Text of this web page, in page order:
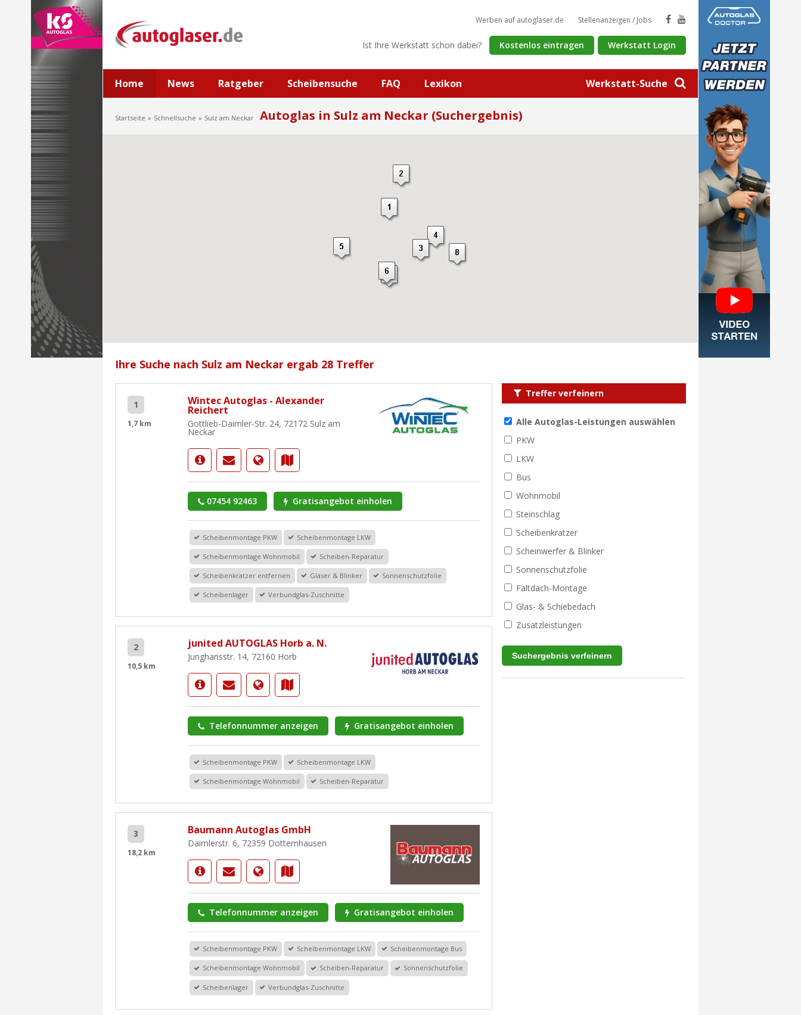
Werkstatt-Suche
Werben auf autoglaser.de Stellenanzeigen / Jobs
Ist Ihre Werkstatt schon dabei? Kostenlos eintragen Werkstatt Login
Home News Ratgeber Scheibensuche FAQ Lexikon
Startseite Schnellsuche Sulz am Neckar Autoglas in Sulz am Neckar (Suchergebnis)
Ihre Suche nach Sulz am Neckar ergab 28 Treffer
1
1,7 km
Wintec Autoglas - Alexander
Reichert
Gottlieb-Daimler-Str. 24, 72172 Sulz am
Neckar
07454 92463 Gratisangebot einholen
Scheibenmontage PKW Scheibenmontage LKW
Scheibenmontage Wohnmobil Scheiben-Reparatur
Scheibenkratzer entfernen Gläser & Blinker Sonnenschutzfolie
Scheibenlager Verbundglas-Zuschnitte
2
10,5 km
junited AUTOGLAS Horb a. N.
Junghansstr. 14, 72160 Horb
Telefonnummer anzeigen Gratisangebot einholen
Scheibenmontage PKW Scheibenmontage LKW
Scheibenmontage Wohnmobil Scheiben-Reparatur
3
18,2 km
Baumann Autoglas GmbH
Daimlerstr. 6, 72359 Dotternhausen
Telefonnummer anzeigen Gratisangebot einholen
Scheibenmontage PKW Scheibenmontage LKW Scheibenmontage Bus
Scheibenmontage Wohnmobil Scheiben-Reparatur Sonnenschutzfolie
Scheibenlager Verbundglas-Zuschnitte
Treffer verfeinern
Alle Autoglas-Leistungen auswählen
PKW
LKW
Bus
Wohnmobil
Steinschlag
Scheibenkratzer
Scheinwerfer & Blinker
Sonnenschutzfolie
Faltdach-Montage
Glas- & Schiebedach
Zusatzleistungen